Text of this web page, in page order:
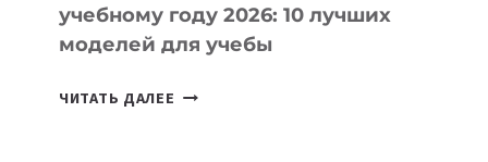
учебному году 2026: 10 лучших
моделей для учебы
ЧИТАТЬ ДАЛЕЕ КАКОЙ